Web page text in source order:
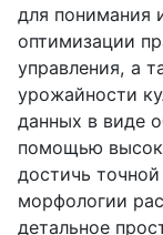
для понимания
оптимизации
управления, а
урожайности
данных в виде
помощью
достичь
морфологии
детальное